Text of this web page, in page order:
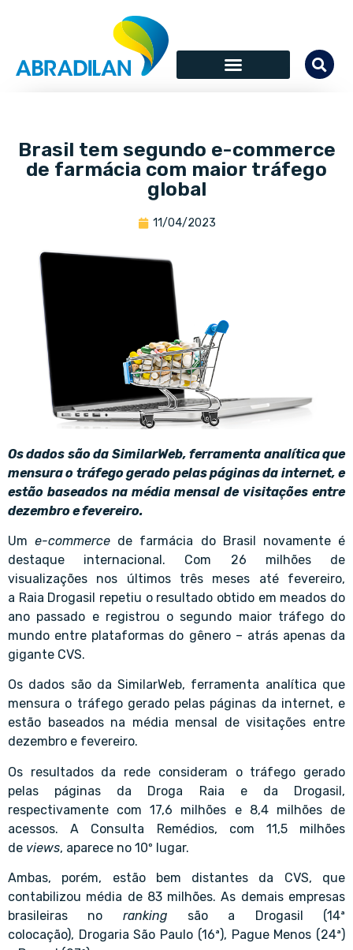
Brasil tem segundo e-commerce
de farmácia com maior tráfego
global
11/04/2023
Os dados são da SimilarWeb, ferramenta analítica que
mensura o tráfego gerado pelas páginas da internet, e
estão baseados na média mensal de visitações entre
dezembro e fevereiro.
Ume-commerce de farmácia do Brasil novamente é
destaque internacional. Com 26 milhões de
visualizações nos últimos três meses até fevereiro,
a Raia Drogasil repetiu o resultado obtido em meados do
ano passado e registrou o segundo maior tráfego do
mundo entre plataformas do gênero – atrás apenas da
gigante CVS.
Os dados são daSimilarWeb, ferramenta analítica que
mensura o tráfego gerado pelas páginas da internet, e
estão baseados na média mensal de visitações entre
dezembro e fevereiro.
Os resultados da rede consideram o tráfego gerado
pelas páginas da Droga Raia e da Drogasil,
respectivamente com 17,6 milhões e 8,4 milhões de
acessos. A Consulta Remédios, com 11,5 milhões
de views, aparece no 10º lugar.
Ambas, porém, estão bem distantes da CVS, que
contabilizou média de 83 milhões. As demais empresas
brasileiras no ranking são a Drogasil (14ª
colocação), Drogaria São Paulo (16ª), Pague Menos (24ª)